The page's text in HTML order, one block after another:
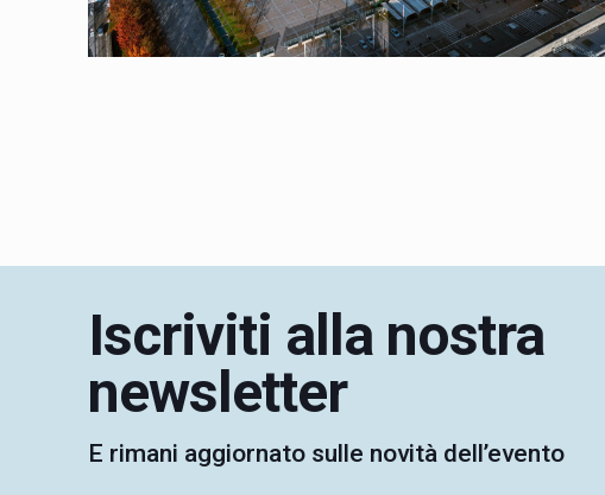
Iscriviti alla nostra
newsletter
E rimani aggiornato sulle novità dell’evento